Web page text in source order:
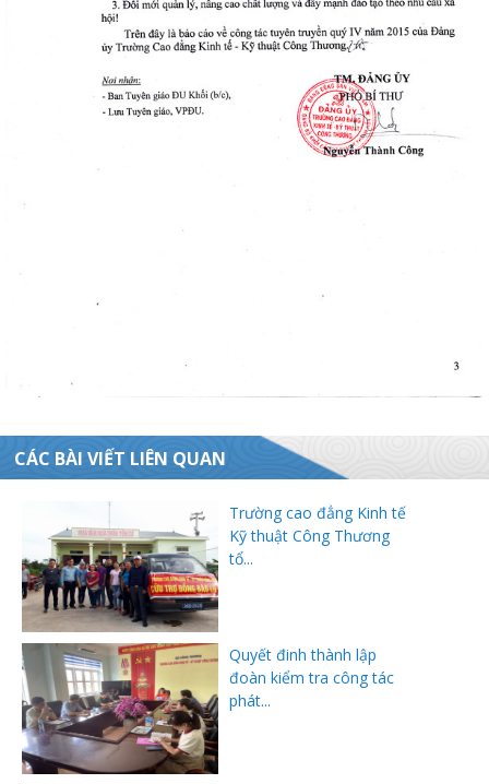
CÁC BÀI VIẾT LIÊN QUAN
Trường cao đẳng Kinh tế
Kỹ thuật Công Thương
tổ...
Quyết đinh thành lập
đoàn kiểm tra công tác
phát...